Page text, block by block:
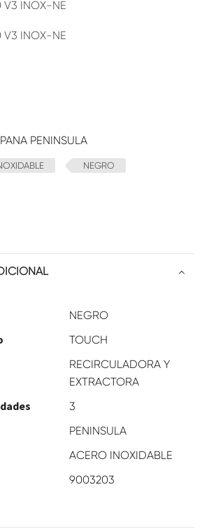
V3 INOX-NE
V3 INOX-NE
PENINSULA
NEGRO
NEGRO
TOUCH
RECIRCULADORA Y
EXTRACTORA
3
PENINSULA
ACERO INOXIDABLE
9003203